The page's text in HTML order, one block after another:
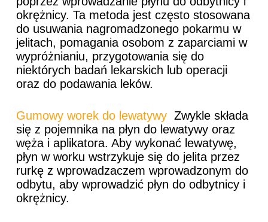
okrężnicy. Ta metoda jest często stosowana
do usuwania nagromadzonego pokarmu w
jelitach, pomagania osobom z zaparciami w
wypróżnianiu, przygotowania się do
niektórych badań lekarskich lub operacji
oraz do podawania leków.
Gumowy worek do lewatywyZwykle składa
się z pojemnika na płyn do lewatywy oraz
węża i aplikatora. Aby wykonać lewatywę,
płyn w worku wstrzykuje się do jelita przez
rurkę z wprowadzaczem wprowadzonym do
odbytu, aby wprowadzić płyn do odbytnicy i
okrężnicy.